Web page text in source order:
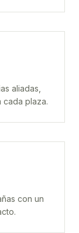
aliadas,
cada plaza.
con un